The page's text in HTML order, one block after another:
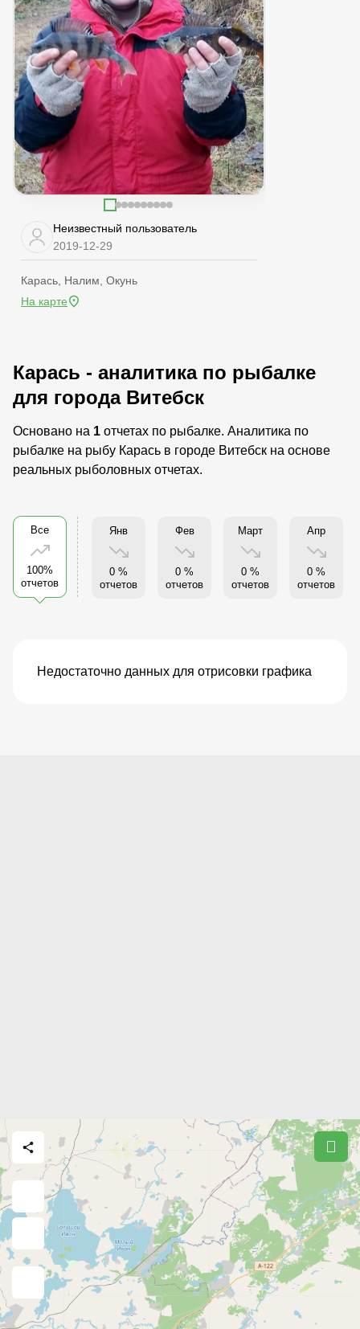
Неизвестный пользователь
2019-12-29
Карась, Налим, Окунь
На карте
Карась - аналитика по рыбалке
для города Витебск
Основано на 1 отчетах по рыбалке. Аналитика по
рыбалке на рыбу Карась в городе Витебск на основе
реальных рыболовных отчетах.
Все
100%
отчетов
Янв
0 %
отчетов
Фев
0 %
отчетов
Март
0 %
отчетов
Апр
0 %
отчетов
Недостаточно данных для отрисовки графика